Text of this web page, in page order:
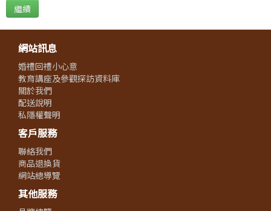
繼續
網站訊息
婚禮回禮小心意
教育講座及參觀探訪資料庫
關於我們
配送說明
私隱權聲明
客戶服務
聯絡我們
商品退換貨
網站總導覽
其他服務